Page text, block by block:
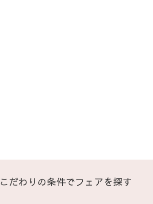
こだわりの条件でフェアを探す